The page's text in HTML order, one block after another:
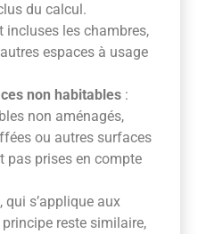
du calcul.
incluses les chambres,
espaces à usage
non habitables :
non aménagés,
ou autres surfaces
pas prises en compte
, qui s’applique aux
reste similaire,